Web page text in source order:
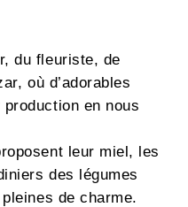
du fleuriste, de
où d’adorables
en nous
leur miel, les
des légumes
de charme.